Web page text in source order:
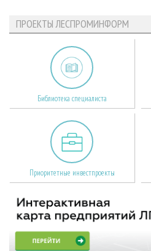
ПРОЕКТЫ ЛЕСПРОМИНФОРМ
Библиотека специалиста
Приоритетные инвестпроекты